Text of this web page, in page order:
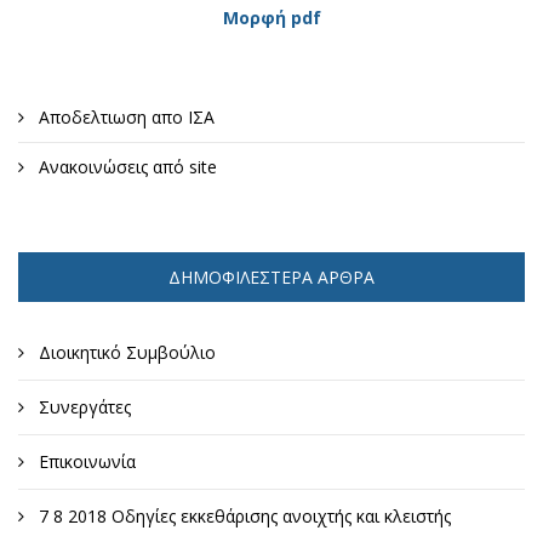
Μορφή pdf
Αποδελτιωση απο ΙΣΑ
Ανακοινώσεις από site
ΔΗΜΟΦΙΛΈΣΤΕΡΑ ΆΡΘΡΑ
Διοικητικό Συμβούλιο
Συνεργάτες
Επικοινωνία
7 8 2018 Οδηγίες εκκεθάρισης ανοιχτής και κλειστής